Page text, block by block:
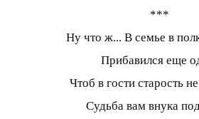
***
Ну что ж... В семье в
Прибавился еще
Чтоб в гости старость
Судьба вам внука